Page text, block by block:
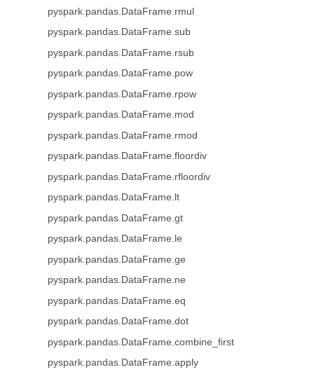
pyspark.pandas.DataFrame.rmul
pyspark.pandas.DataFrame.sub
pyspark.pandas.DataFrame.rsub
pyspark.pandas.DataFrame.pow
pyspark.pandas.DataFrame.rpow
pyspark.pandas.DataFrame.mod
pyspark.pandas.DataFrame.rmod
pyspark.pandas.DataFrame.floordiv
pyspark.pandas.DataFrame.rfloordiv
pyspark.pandas.DataFrame.lt
pyspark.pandas.DataFrame.gt
pyspark.pandas.DataFrame.le
pyspark.pandas.DataFrame.ge
pyspark.pandas.DataFrame.ne
pyspark.pandas.DataFrame.eq
pyspark.pandas.DataFrame.dot
pyspark.pandas.DataFrame.combine_first
pyspark.pandas.DataFrame.apply